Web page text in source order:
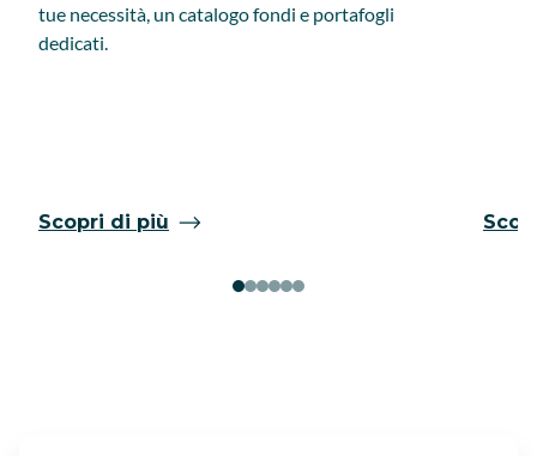
tue necessità, un catalogo fondi e portafogli
dedicati.
Scopri di più